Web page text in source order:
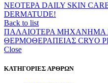
ΝΕΟΤΕΡΑ DAILY SKIN
DERMATUDE!
Back to list
ΠΑΛΑΙΟΤΕΡΑ ΜΗΧΑΝΗΜΑ
ΘΕΡΜΟΘΕΡΑΠΕΙΑΣ CRYO
Close
ΚΑΤΗΓΟΡΙΕΣ ΑΡΘΡΩΝ